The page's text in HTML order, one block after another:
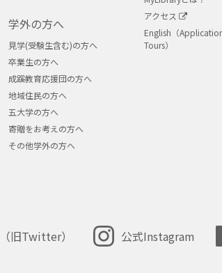
学外の方へ
見学(受験生含む)の方へ
卒業生の方へ
成蹊教育応援団の方へ
地域住民の方へ
五大学の方へ
寄贈をお考えの方へ
その他学外の方へ
アクセス
English（
Tours）
（旧Twitter） 公式Instagram